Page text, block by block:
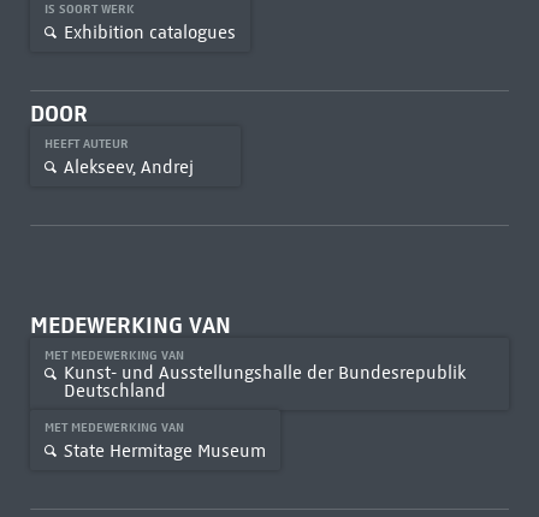
IS SOORT WERK
Exhibition catalogues
DOOR
HEEFT AUTEUR
Alekseev, Andrej
MEDEWERKING VAN
MET MEDEWERKING VAN
Kunst- und Ausstellungshalle der Bundesrepublik
Deutschland
MET MEDEWERKING VAN
State Hermitage Museum